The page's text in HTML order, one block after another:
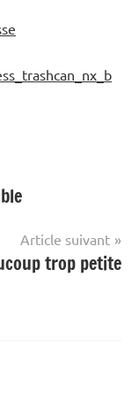
Article suivant
trop petite